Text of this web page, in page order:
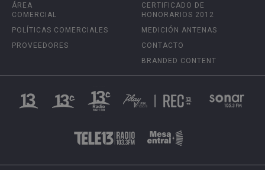
ÁREA
COMERCIAL
POLÍTICAS COMERCIALES
PROVEEDORES
CERTIFICADO DE
HONORARIOS 2012
MEDICIÓN ANTENAS
CONTACTO
BRANDED CONTENT